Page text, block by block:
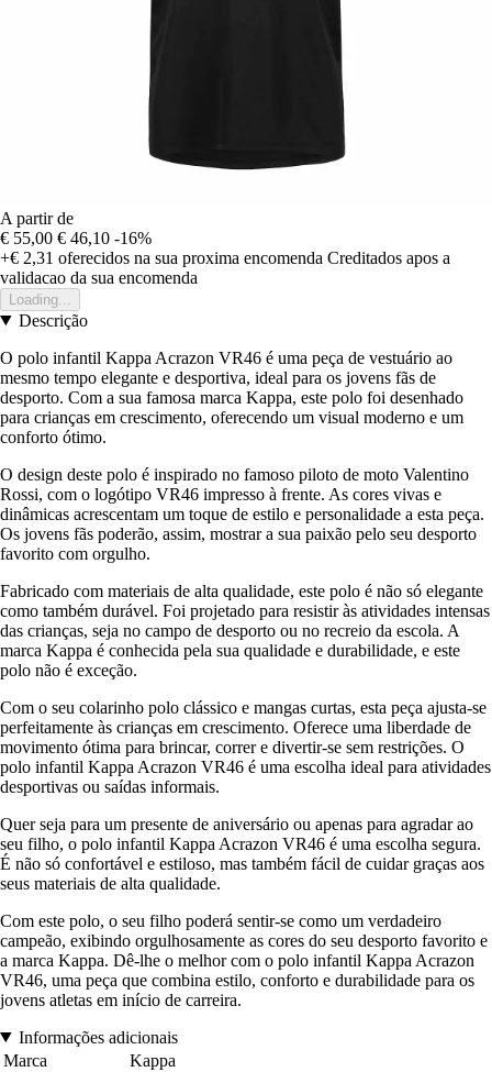
A partir de
€ 55,00 € 46,10 -16%
+€ 2,31 oferecidos na sua proxima encomenda Creditados apos a
validacao da sua encomenda
Loading...
Descrição
O polo infantil Kappa Acrazon VR46 é uma peça de vestuário ao
mesmo tempo elegante e desportiva, ideal para os jovens fãs de
desporto. Com a sua famosa marca Kappa, este polo foi desenhado
para crianças em crescimento, oferecendo um visual moderno e um
conforto ótimo.
O design deste polo é inspirado no famoso piloto de moto Valentino
Rossi, com o logótipo VR46 impresso à frente. As cores vivas e
dinâmicas acrescentam um toque de estilo e personalidade a esta peça.
Os jovens fãs poderão, assim, mostrar a sua paixão pelo seu desporto
favorito com orgulho.
Fabricado com materiais de alta qualidade, este polo é não só elegante
como também durável. Foi projetado para resistir às atividades intensas
das crianças, seja no campo de desporto ou no recreio da escola. A
marca Kappa é conhecida pela sua qualidade e durabilidade, e este
polo não é exceção.
Com o seu colarinho polo clássico e mangas curtas, esta peça ajusta-se
perfeitamente às crianças em crescimento. Oferece uma liberdade de
movimento ótima para brincar, correr e divertir-se sem restrições. O
polo infantil Kappa Acrazon VR46 é uma escolha ideal para atividades
desportivas ou saídas informais.
Quer seja para um presente de aniversário ou apenas para agradar ao
seu filho, o polo infantil Kappa Acrazon VR46 é uma escolha segura.
É não só confortável e estiloso, mas também fácil de cuidar graças aos
seus materiais de alta qualidade.
Com este polo, o seu filho poderá sentir-se como um verdadeiro
campeão, exibindo orgulhosamente as cores do seu desporto favorito e
a marca Kappa. Dê-lhe o melhor com o polo infantil Kappa Acrazon
VR46, uma peça que combina estilo, conforto e durabilidade para os
jovens atletas em início de carreira.
Informações adicionais
Marca
Kappa